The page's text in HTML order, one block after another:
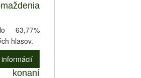
63,77%
hlasov.